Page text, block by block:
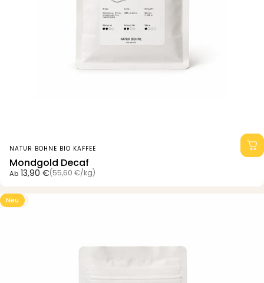
Anbieter:
NATUR BOHNE BIO KAFFEE
Mondgold Decaf
Ab 13,90 €
Grundpreis(55,60 €/
pro kg)
5.0
Neu